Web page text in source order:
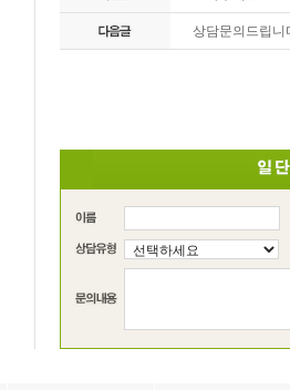
상담문의드립니